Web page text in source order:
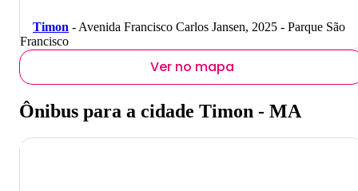
Timon - Avenida Francisco Carlos Jansen, 2025 - Parque São
Francisco
Ver no mapa
Ônibus para a cidade Timon - MA